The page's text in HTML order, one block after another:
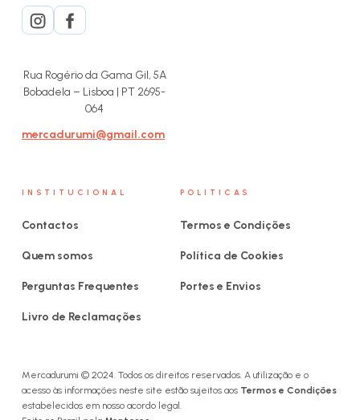
Rua Rogério da Gama Gil, 5A
Bobadela – Lisboa | PT 2695-
064
mercadurumi@gmail.com
INSTITUCIONAL
Contactos
Quem somos
Perguntas Frequentes
Livro de Reclamações
POLITICAS
Termos e Condições
Política de Cookies
Portes e Envios
Mercadurumi © 2024. Todos os direitos reservados. A utilização e o
acesso às informações neste site estão sujeitos aos Termos e Condições
estabelecidos em nosso acordo legal.